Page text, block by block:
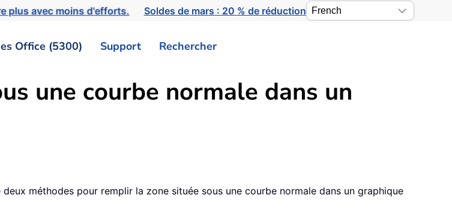
plus avec moins d'efforts. Soldes de mars : 20 % de réduction
Office (5300) Support Rechercher
une courbe normale dans un
méthodes pour remplir la zone située sous une courbe normale dans un graphique